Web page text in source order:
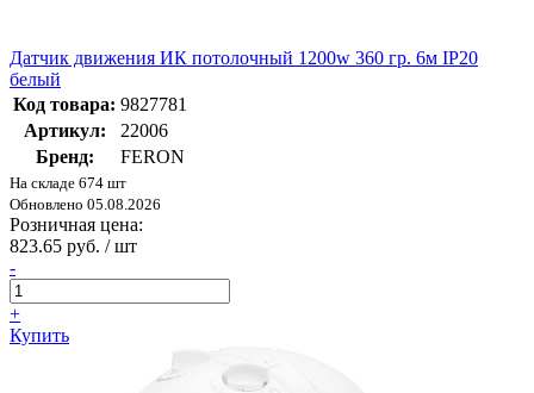
Датчик движения ИК потолочный 1200w 360 гр. 6м IP20
белый
Код товара: 9827781
Артикул:
22006
Бренд:
FERON
На складе 674 шт
Обновлено 05.08.2026
Розничная цена:
823.65 руб. / шт
-
+
Купить